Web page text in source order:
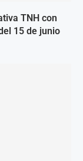
TNH con
15 de junio